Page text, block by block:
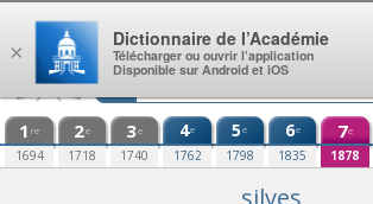
Aller au contenu
1 re
1694
2e
1718
3e
1740
4e
1762
5e
1798
6e
1835
7e
1878
silves
×
Dictionnaire de l’Académie
Télécharger ou ouvrir l’application
Disponible sur Android et iOS